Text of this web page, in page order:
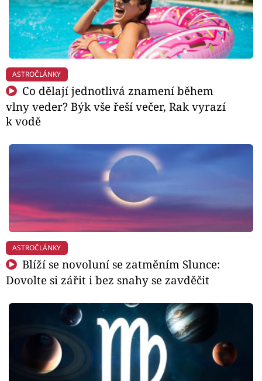
ASTROČLÁNKY
Co dělají jednotlivá znamení během
vlny veder? Býk vše řeší večer, Rak vyrazí
k vodě
ASTROČLÁNKY
Blíží se novoluní se zatměním Slunce:
Dovolte si zářit i bez snahy se zavděčit